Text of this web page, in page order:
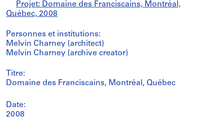
Projet: Domaine des Franciscains, Montréal,
Québec, 2008
Personnes et institutions:
Melvin Charney (architect)
Melvin Charney (archive creator)
Titre:
Domaine des Franciscains, Montréal, Québec
Date:
2008